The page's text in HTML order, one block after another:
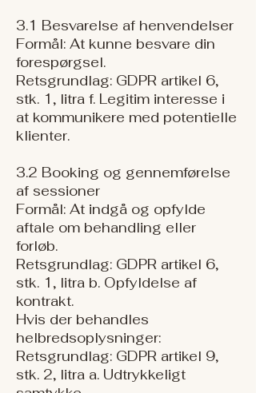
3.1 Besvarelse af henvendelser
Formål: At kunne besvare din
forespørgsel.
Retsgrundlag: GDPR artikel 6,
stk. 1, litra f. Legitim interesse i
at kommunikere med potentielle
klienter.
3.2 Booking og gennemførelse
af sessioner
Formål: At indgå og opfylde
aftale om behandling eller
forløb.
Retsgrundlag: GDPR artikel 6,
stk. 1, litra b. Opfyldelse af
kontrakt.
Hvis der behandles
helbredsoplysninger:
Retsgrundlag: GDPR artikel 9,
stk. 2, litra a. Udtrykkeligt